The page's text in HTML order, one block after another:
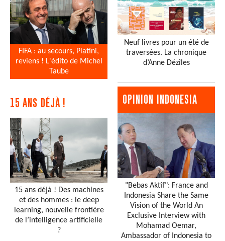
FIFA : au secours, Platini,
reviens ! L'édito de Michel
Taube
15 ANS DÉJÀ !
15 ans déjà ! Des machines
et des hommes : le deep
learning, nouvelle frontière
de l’intelligence artificielle
?
Neuf livres pour un été de
traversées. La chronique
d’Anne Dézîles
OPINION INDONESIA
"Bebas Aktif": France and
Indonesia Share the Same
Vision of the World An
Exclusive Interview with
Mohamad Oemar,
Ambassador of Indonesia to